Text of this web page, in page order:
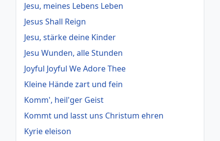
Jesu, meines Lebens Leben
Jesus Shall Reign
Jesu, stärke deine Kinder
Jesu Wunden, alle Stunden
Joyful Joyful We Adore Thee
Kleine Hände zart und fein
Komm', heil'ger Geist
Kommt und lasst uns Christum ehren
Kyrie eleison